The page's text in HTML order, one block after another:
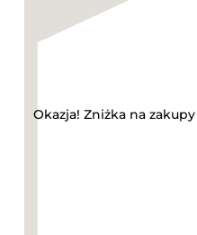
Okazja! Zniżka na